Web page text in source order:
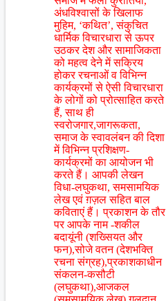
अंधविश्वासों के खिलाफ
मुहिम, ‘कथित’, संकुचित
धार्मिक विचारधारा से ऊपर
उठकर देश और सामाजिकता
को महत्व देने में सक्रिय
होकर रचनाओं व विभिन्न
कार्यक्रमों से ऐसी विचारधारा
के लोगों को प्रोत्साहित करते
हैं, साथ ही
स्वरोजगार,जागरूकता,
समाज के स्वावलंबन की दिशा
में विभिन्न प्रशिक्षण-
कार्यक्रमों का आयोजन भी
करते हैं। आपकी लेखन
विधा-लघुकथा, समसामयिक
लेख एवं ग़ज़ल सहित बाल
कविताएं हैं। प्रकाशन के तौर
पर आपके नाम -शकील
बदायूंनी (शख्सियत और
फन),सोजे वतन (देशभक्ति
रचना संग्रह),प्रकाशकाधीन
संकलन-कसौटी
(लघुकथा),आजकल